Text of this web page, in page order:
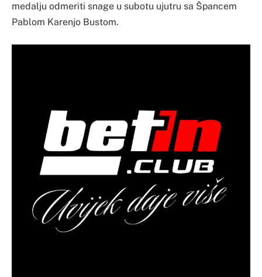
medalju odmeriti snage u subotu ujutru sa Špancem
Pablom Karenjo Bustom.